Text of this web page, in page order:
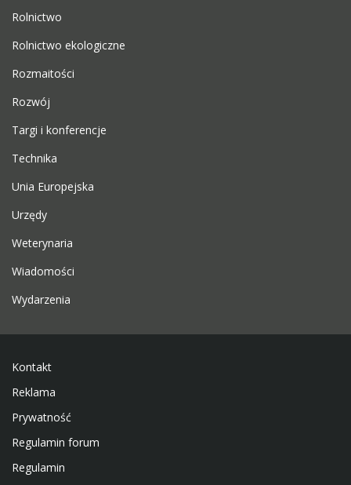
Rolnictwo
Rolnictwo ekologiczne
Rozmaitości
Rozwój
Targi i konferencje
Technika
Unia Europejska
Urzędy
Weterynaria
Wiadomości
Wydarzenia
Kontakt
Reklama
Prywatność
Regulamin forum
Regulamin